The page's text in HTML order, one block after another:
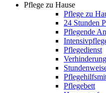
Pflege zu Hause
Pflege zu
24 Stunden
Pflegende
Pflegedienst
Pflegebett